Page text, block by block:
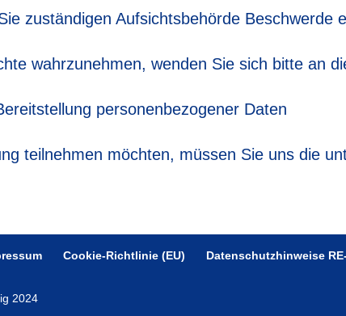
zuständigen Aufsichtsbehörde Beschwerde
wahrzunehmen, wenden Sie sich bitte an
personenbezogener Daten
teilnehmen möchten, müssen Sie uns die
Cookie-Richtlinie (EU) Datenschutzhinweise
2024